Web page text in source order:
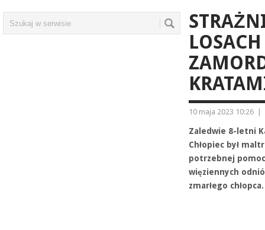
10 maja 2023 10:26
Zaledwie 8-letni
Chłopiec był
potrzebnej
więziennych
zmarłego chłopca.